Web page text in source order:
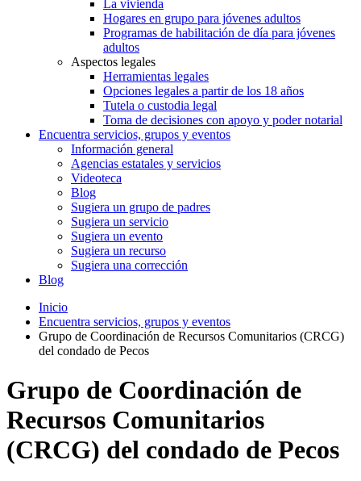
La vivienda
Hogares en grupo para jóvenes adultos
Programas de habilitación de día para jóvenes
adultos
Aspectos legales
Herramientas legales
Opciones legales a partir de los 18 años
Tutela o custodia legal
Toma de decisiones con apoyo y poder notarial
Encuentra servicios, grupos y eventos
Información general
Agencias estatales y servicios
Videoteca
Blog
Sugiera un grupo de padres
Sugiera un servicio
Sugiera un evento
Sugiera un recurso
Sugiera una corrección
Blog
Inicio
Encuentra servicios, grupos y eventos
Grupo de Coordinación de Recursos Comunitarios (CRCG)
del condado de Pecos
Grupo de Coordinación de
Recursos Comunitarios
(CRCG) del condado de Pecos